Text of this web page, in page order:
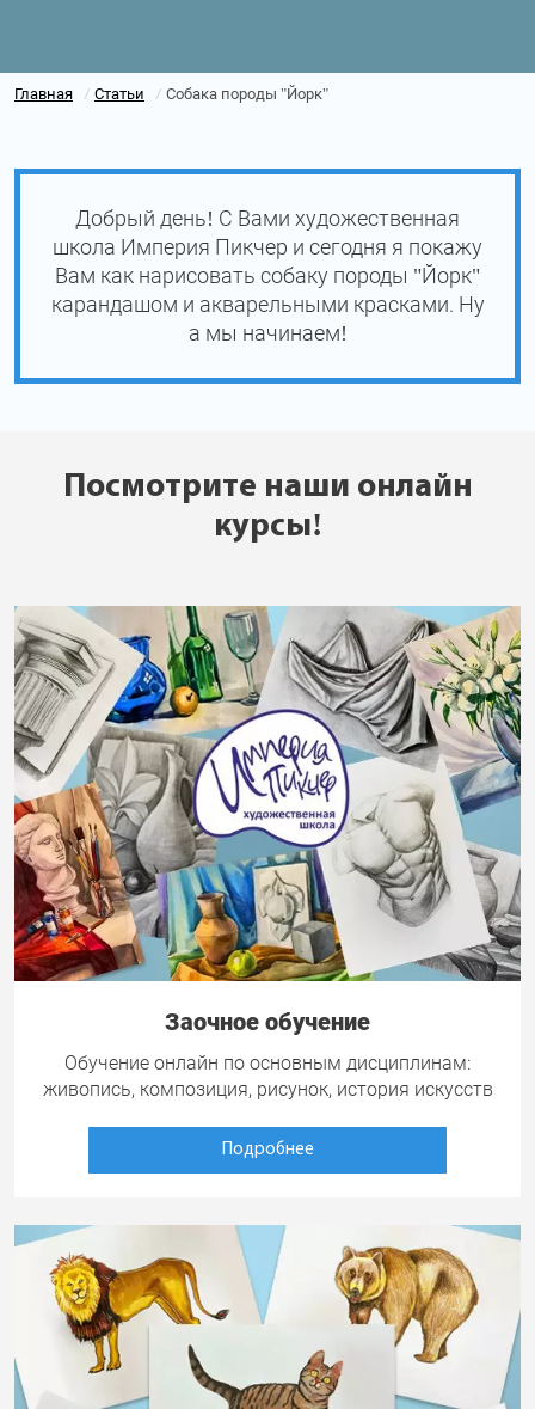
Главная / Статьи / Собака породы "Йорк"
Добрый день! С Вами художественная
школа Империя Пикчер и сегодня я покажу
Вам как нарисовать cобаку породы "Йорк"
карандашом и акварельными красками. Ну
а мы начинаем!
Посмотрите наши онлайн
курсы!
Заочное обучение
Обучение онлайн по основным дисциплинам:
живопись, композиция, рисунок, история искусств
Подробнее